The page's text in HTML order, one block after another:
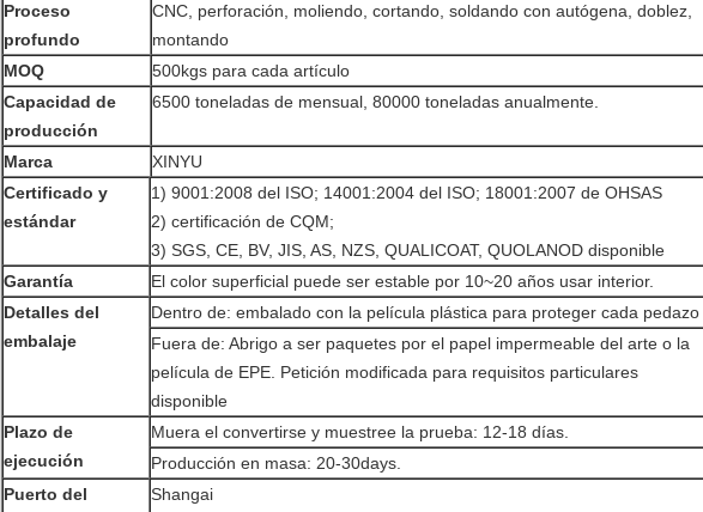
Proceso
profundo
CNC, perforación, moliendo, cortando, soldando con autógena, doblez,
montando
MOQ
500kgs para cada artículo
Capacidad de
producción
6500 toneladas de mensual, 80000 toneladas anualmente.
Marca
XINYU
Certificado y
estándar
1) 9001:2008 del ISO; 14001:2004 del ISO; 18001:2007 de OHSAS
2) certificación de CQM;
3) SGS, CE, BV, JIS, AS, NZS, QUALICOAT, QUOLANOD disponible
Garantía
El color superficial puede ser estable por 10~20 años usar interior.
Detalles del
embalaje
Dentro de: embalado con la película plástica para proteger cada pedazo
Fuera de: Abrigo a ser paquetes por el papel impermeable del arte o la
película de EPE. Petición modificada para requisitos particulares
disponible
Plazo de
ejecución
Muera el convertirse y muestree la prueba: 12-18 días.
Producción en masa: 20-30days.
Puerto del
Shangai